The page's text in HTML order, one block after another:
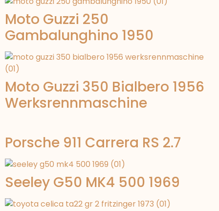
Moto Guzzi 250
Gambalunghino 1950
Moto Guzzi 350 Bialbero 1956
Werksrennmaschine
Porsche 911 Carrera RS 2.7
Seeley G50 MK4 500 1969